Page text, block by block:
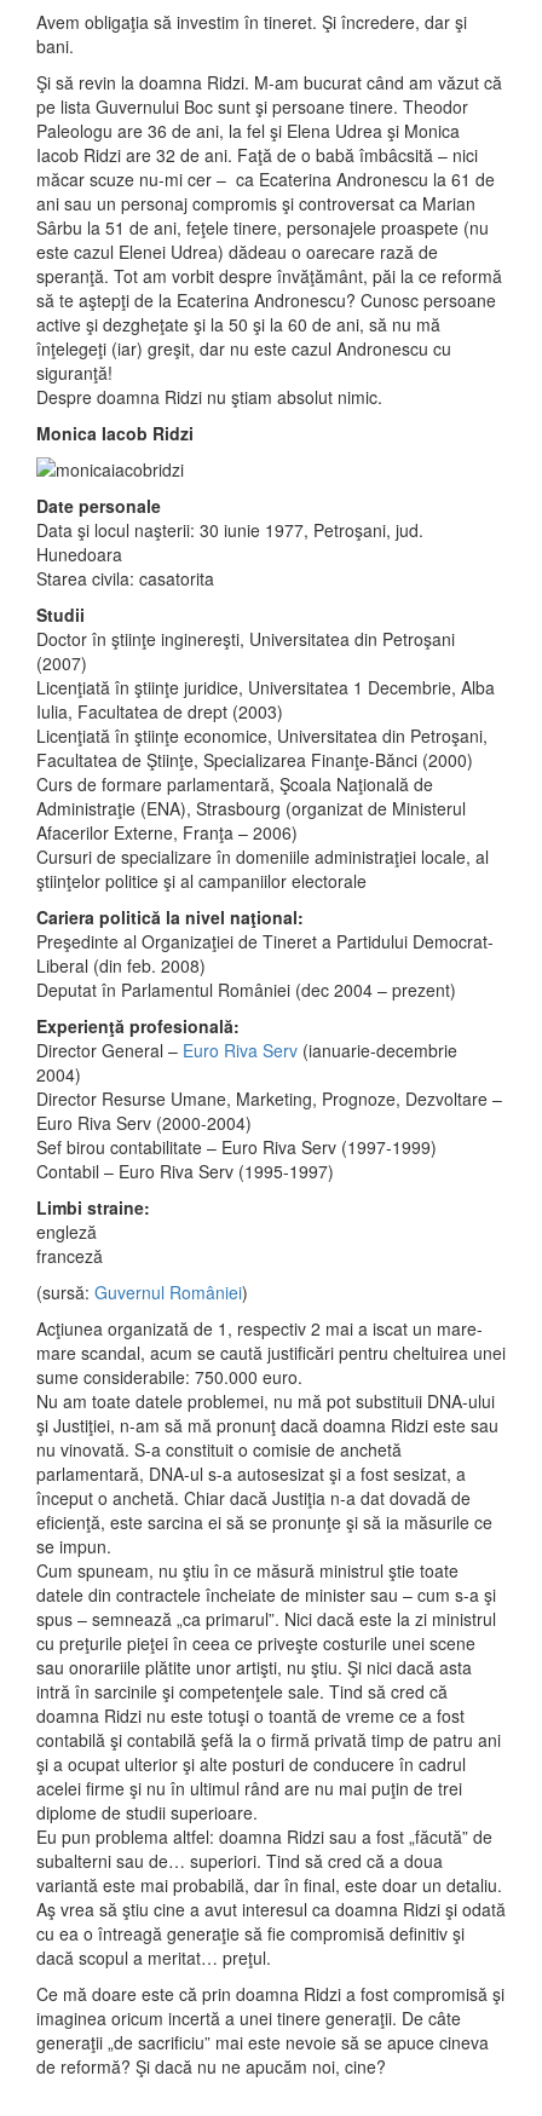
Avem obligaţia să investim în tineret. Şi încredere, dar şi
bani.
Şi să revin la doamna Ridzi. M-am bucurat când am văzut că
pe lista Guvernului Boc sunt şi persoane tinere. Theodor
Paleologu are 36 de ani, la fel şi Elena Udrea şi Monica
Iacob Ridzi are 32 de ani. Faţă de o babă îmbâcsită – nici
măcar scuze nu-mi cer – ca Ecaterina Andronescu la 61 de
ani sau un personaj compromis şi controversat ca Marian
Sârbu la 51 de ani, feţele tinere, personajele proaspete (nu
este cazul Elenei Udrea) dădeau o oarecare rază de
speranţă. Tot am vorbit despre învăţământ, păi la ce reformă
să te aştepţi de la Ecaterina Andronescu? Cunosc persoane
active şi dezgheţate şi la 50 şi la 60 de ani, să nu mă
înţelegeţi (iar) greşit, dar nu este cazul Andronescu cu
siguranţă!
Despre doamna Ridzi nu ştiam absolut nimic.
Monica Iacob Ridzi
Date personale
Data şi locul naşterii: 30 iunie 1977, Petroşani, jud.
Hunedoara
Starea civila: casatorita
Studii
Doctor în ştiinţe inginereşti, Universitatea din Petroşani
(2007)
Licenţiată în ştiinţe juridice, Universitatea 1 Decembrie, Alba
Iulia, Facultatea de drept (2003)
Licenţiată în ştiinţe economice, Universitatea din Petroşani,
Facultatea de Ştiinţe, Specializarea Finanţe-Bănci (2000)
Curs de formare parlamentară, Şcoala Naţională de
Administraţie (ENA), Strasbourg (organizat de Ministerul
Afacerilor Externe, Franţa – 2006)
Cursuri de specializare în domeniile administraţiei locale, al
ştiinţelor politice şi al campaniilor electorale
Cariera politică la nivel naţional:
Preşedinte al Organizaţiei de Tineret a Partidului Democrat-
Liberal (din feb. 2008)
Deputat în Parlamentul României (dec 2004 – prezent)
Experienţă profesională:
Director General – Euro Riva Serv (ianuarie-decembrie
2004)
Director Resurse Umane, Marketing, Prognoze, Dezvoltare –
Euro Riva Serv (2000-2004)
Sef birou contabilitate – Euro Riva Serv (1997-1999)
Contabil – Euro Riva Serv (1995-1997)
Limbi straine:
engleză
franceză
(sursă: Guvernul României)
Acţiunea organizată de 1, respectiv 2 mai a iscat un mare-
mare scandal, acum se caută justificări pentru cheltuirea unei
sume considerabile: 750.000 euro.
Nu am toate datele problemei, nu mă pot substituii DNA-ului
şi Justiţiei, n-am să mă pronunţ dacă doamna Ridzi este sau
nu vinovată. S-a constituit o comisie de anchetă
parlamentară, DNA-ul s-a autosesizat şi a fost sesizat, a
început o anchetă. Chiar dacă Justiţia n-a dat dovadă de
eficienţă, este sarcina ei să se pronunţe şi să ia măsurile ce
se impun.
Cum spuneam, nu ştiu în ce măsură ministrul ştie toate
datele din contractele încheiate de minister sau – cum s-a şi
spus – semnează „ca primarul”. Nici dacă este la zi ministrul
cu preţurile pieţei în ceea ce priveşte costurile unei scene
sau onorariile plătite unor artişti, nu ştiu. Şi nici dacă asta
intră în sarcinile şi competenţele sale. Tind să cred că
doamna Ridzi nu este totuşi o toantă de vreme ce a fost
contabilă şi contabilă şefă la o firmă privată timp de patru ani
şi a ocupat ulterior şi alte posturi de conducere în cadrul
acelei firme şi nu în ultimul rând are nu mai puţin de trei
diplome de studii superioare.
Eu pun problema altfel: doamna Ridzi sau a fost „făcută” de
subalterni sau de… superiori. Tind să cred că a doua
variantă este mai probabilă, dar în final, este doar un detaliu.
Aş vrea să ştiu cine a avut interesul ca doamna Ridzi şi odată
cu ea o întreagă generaţie să fie compromisă definitiv şi
dacă scopul a meritat… preţul.
Ce mă doare este că prin doamna Ridzi a fost compromisă şi
imaginea oricum incertă a unei tinere generaţii. De câte
generaţii „de sacrificiu” mai este nevoie să se apuce cineva
de reformă? Şi dacă nu ne apucăm noi, cine?